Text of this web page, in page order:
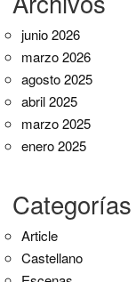
junio 2026
marzo 2026
agosto 2025
abril 2025
marzo 2025
enero 2025
Categorías
Article
Castellano